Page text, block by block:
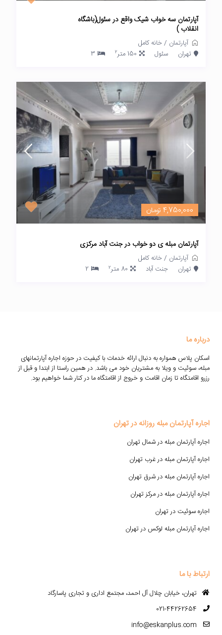
آپارتمان سه خواب شیک واقع در سئول(باشگاه
انقلاب )
آپارتمان /خانه کامل
تهران
سئول 150 متر 2
3
4,750,000 تومان
آپارتمان مبله ی دو خواب در جنت آباد مرکزی
آپارتمان /خانه کامل
تهران
جنت آباد 80 متر 2
2
درباره ما
اسکان پلاس همواره به دنبال ارائه خدمات با کیفیت در حوزه اجاره آپارتمانهای
مبله، سوئیت و ویلا به مشتریان خود می باشد. در همین راستا از ابتدا و قبل از
رزرو اقامتگاه تا زمان اقامت و خروج از اقامتگاه ما در کنار شما خواهیم بود.
اجاره آپارتمان مبله روزانه در تهران
اجاره آپارتمان مبله در شمال تهران
اجاره آپارتمان مبله در غرب تهران
اجاره آپارتمان مبله در شرق تهران
اجاره آپارتمان مبله در مرکز تهران
اجاره سوئیت در تهران
اجاره آپارتمان مبله لوکس در تهران
ارتباط با ما
تهران، خیابان چلال آل احمد، مجتمع اداری و تجاری پاسارگاد
021-44262654
info@eskanplus.com